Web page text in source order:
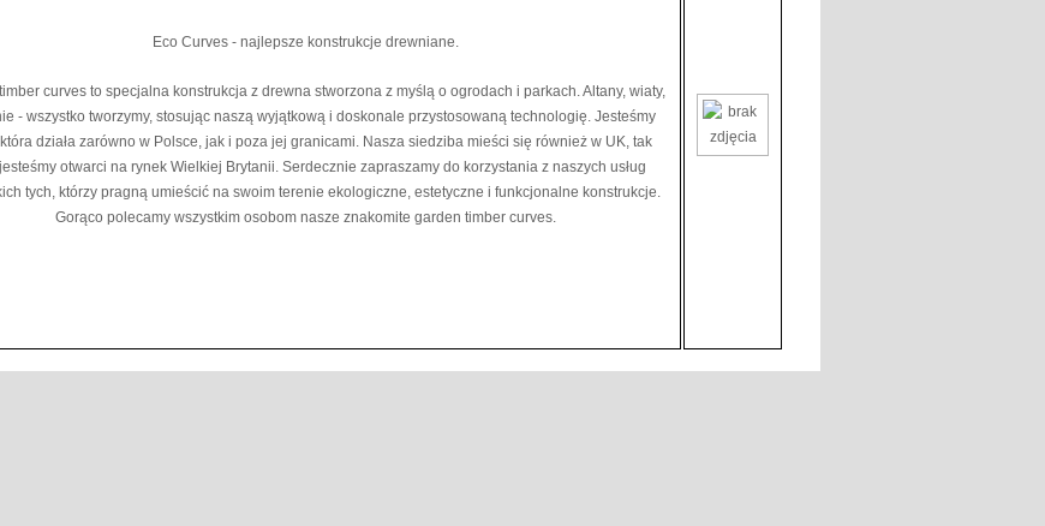
Eco Curves - najlepsze konstrukcje drewniane.
curves to specjalna konstrukcja z drewna stworzona z myślą o ogrodach i parkach. Altany, wiaty,
- wszystko tworzymy, stosując naszą wyjątkową i doskonale przystosowaną technologię. Jesteśmy
działa zarówno w Polsce, jak i poza jej granicami. Nasza siedziba mieści się również w UK, tak
otwarci na rynek Wielkiej Brytanii. Serdecznie zapraszamy do korzystania z naszych usług
tych, którzy pragną umieścić na swoim terenie ekologiczne, estetyczne i funkcjonalne konstrukcje.
Gorąco polecamy wszystkim osobom nasze znakomite garden timber curves.